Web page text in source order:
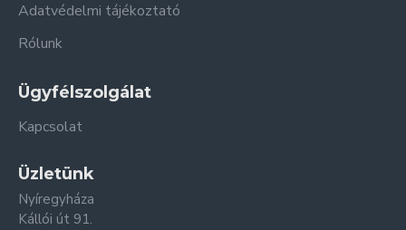
Adatvédelmi tájékoztató
Rólunk
Ügyfélszolgálat
Kapcsolat
Üzletünk
Nyíregyháza
Kállói út 91.